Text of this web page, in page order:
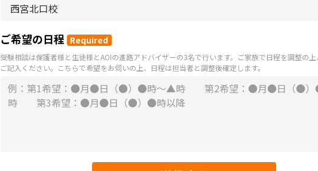
ご希望の日程 Required
受験相談は保護者様と生徒様とAOIの進路アドバイザーの3名で行います。ご家族で日程を調整の
ご記入ください。こちらで希望をお伺いの上、日程は担当者と調整後確定します。